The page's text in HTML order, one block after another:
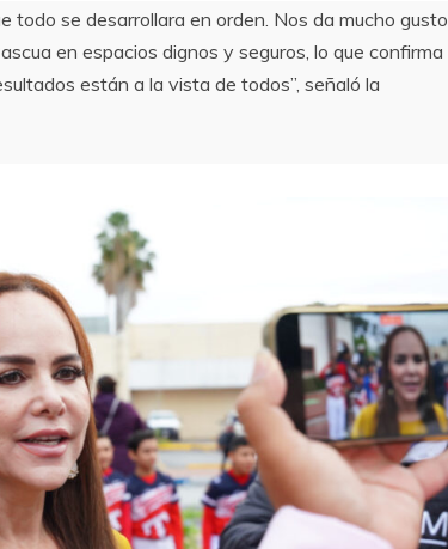
todo se desarrollara en orden. Nos da mucho gusto
en espacios dignos y seguros, lo que confirma
están a la vista de todos”, señaló la